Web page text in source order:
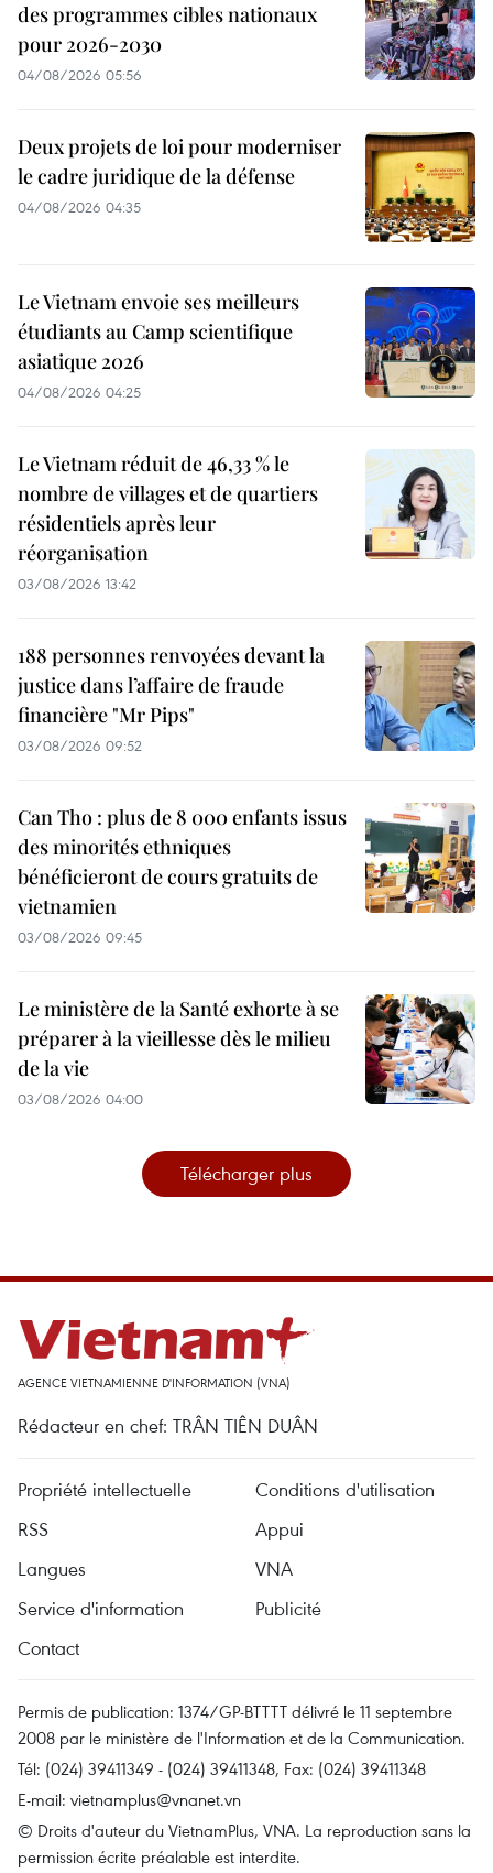
des programmes cibles nationaux
pour 2026-2030
04/08/2026 05:56
Deux projets de loi pour moderniser
le cadre juridique de la défense
04/08/2026 04:35
Le Vietnam envoie ses meilleurs
étudiants au Camp scientifique
asiatique 2026
04/08/2026 04:25
Le Vietnam réduit de 46,33 % le
nombre de villages et de quartiers
résidentiels après leur
réorganisation
03/08/2026 13:42
188 personnes renvoyées devant la
justice dans l’affaire de fraude
financière "Mr Pips"
03/08/2026 09:52
Can Tho : plus de 8 000 enfants issus
des minorités ethniques
bénéficieront de cours gratuits de
vietnamien
03/08/2026 09:45
Le ministère de la Santé exhorte à se
préparer à la vieillesse dès le milieu
de la vie
03/08/2026 04:00
Télécharger plus
AGENCE VIETNAMIENNE D'INFORMATION (VNA)
Rédacteur en chef: TRÂN TIÊN DUÂN
Propriété intellectuelle
Conditions d'utilisation
RSS
Appui
Langues
VNA
Service d'information
Publicité
Contact
Permis de publication: 1374/GP-BTTTT délivré le 11 septembre
2008 par le ministère de l'Information et de la Communication.
Tél: (024) 39411349 - (024) 39411348, Fax: (024) 39411348
E-mail: vietnamplus@vnanet.vn
© Droits d'auteur du VietnamPlus, VNA. La reproduction sans la
permission écrite préalable est interdite.